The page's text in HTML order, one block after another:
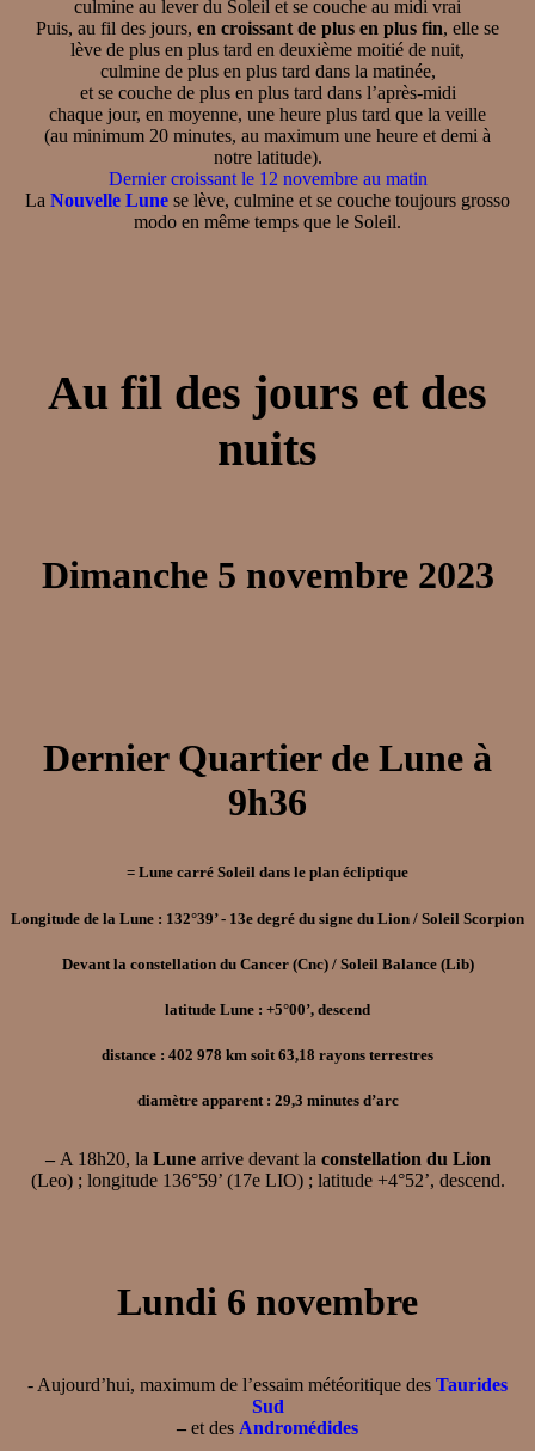
culmine au lever du Soleil et se couche au midi vrai
Puis, au fil des jours, en croissant de plus en plus fin, elle se
lève de plus en plus tard en deuxième moitié de nuit,
culmine de plus en plus tard dans la matinée,
et se couche de plus en plus tard dans l’après-midi
chaque jour, en moyenne, une heure plus tard que la veille
(au minimum 20 minutes, au maximum une heure et demi à
notre latitude).
Dernier croissant le 12 novembre au matin
La Nouvelle Lune se lève, culmine et se couche toujours grosso
modo en même temps que le Soleil.
Au fil des jours et des
nuits
Dimanche 5 novembre 2023
Dernier Quartier de Lune à
9h36
= Lune carré Soleil dans le plan écliptique
Longitude de la Lune : 132°39’ - 13e degré du signe du Lion / Soleil Scorpion
Devant la constellation du Cancer (Cnc) / Soleil Balance (Lib)
latitude Lune : +5°00’, descend
distance : 402 978 km soit 63,18 rayons terrestres
diamètre apparent : 29,3 minutes d’arc
–A 18h20, la Lunearrive devant la constellation du Lion
(Leo) ; longitude 136°59’ (17e LIO) ; latitude +4°52’, descend.
Lundi 6 novembre
- Aujourd’hui, maximum de l’essaim météoritique des Taurides
Sud
– et des Andromédides